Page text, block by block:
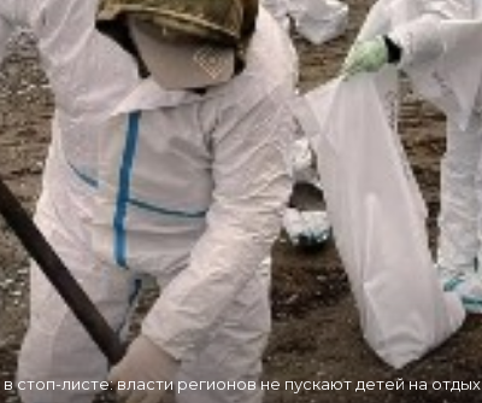
в стоп-листе: власти регионов не пускают детей на отдых